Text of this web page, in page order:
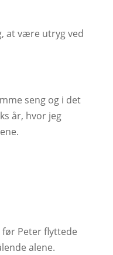
at være utryg ved
seng og i det
år, hvor jeg
før Peter flyttede
alene.